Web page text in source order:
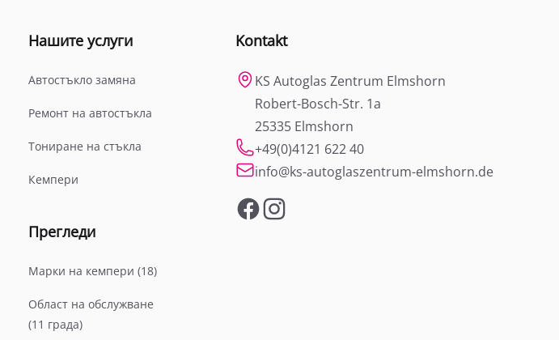
Нашите услуги
Автостъкло замяна
Ремонт на автостъкла
Тониране на стъкла
Кемпери
Прегледи
Марки на кемпери (18)
Област на обслужване
(11 града)
Kontakt
KS Autoglas Zentrum Elmshorn
Robert-Bosch-Str. 1a
25335 Elmshorn
+49(0)4121 622 40
info@ks-autoglaszentrum-elmshorn.de
FacebookInstagram